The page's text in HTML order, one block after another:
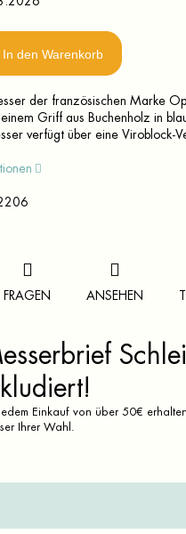
In den Warenkorb
der französischen Marke
einem Griff aus Buchenholz in
verfügt über eine Viroblock-
FRAGEN ANSEHEN
Einkauf von über 50€
Ihrer Wahl.